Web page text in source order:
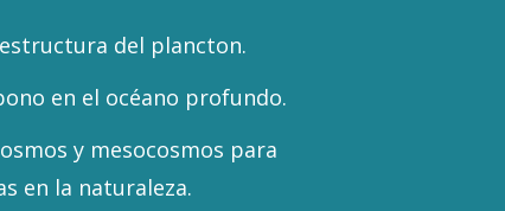
del plancton.
en el océano profundo.
y mesocosmos para
en la naturaleza.